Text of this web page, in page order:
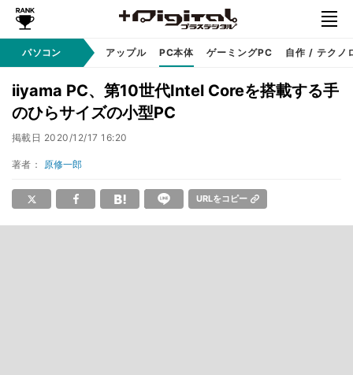
パソコンWindows アップル PC本体 ゲーミングPC 自作 / テクノ
iiyama PC、第10世代Intel Coreを搭載する手
のひらサイズの小型PC
掲載日 2020/12/17 16:20
著者： 原修一郎
URLをコピー